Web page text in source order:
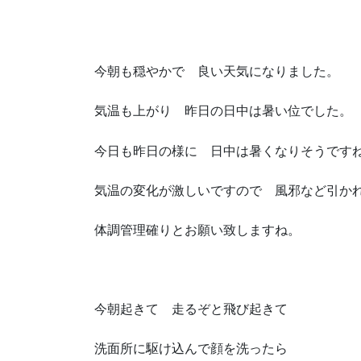
今朝も穏やかで 良い天気になりました。
気温も上がり 昨日の日中は暑い位でした。
今日も昨日の様に 日中は暑くなりそうですね
気温の変化が激しいですので 風邪など引か
体調管理確りとお願い致しますね。
今朝起きて 走るぞと飛び起きて
洗面所に駆け込んで顔を洗ったら